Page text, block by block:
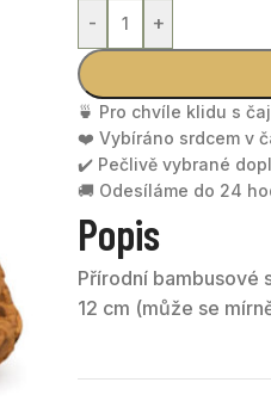
- +
🍵 Pro chvíle klidu s
❤️ Vybíráno srdcem v
✔️ Pečlivě vybrané
🚚 Odesíláme do 24
Popis
Přírodní bambusové
12 cm (může se